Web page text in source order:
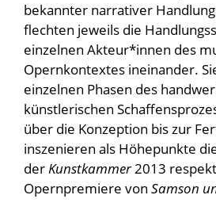
bekannter narrativer
flechten jeweils die
einzelnen Akteur*innen des
Opernkontextes ineinander.
einzelnen Phasen des
künstlerischen
über die Konzeption bis zur
inszenieren als Höhepunkte
derKunstkammer2013
Opernpremiere von Samson